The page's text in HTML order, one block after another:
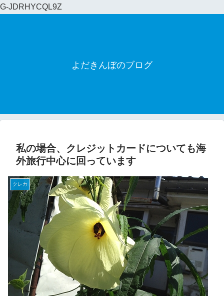
G-JDRHYCQL9Z
よだきんぼのブログ
私の場合、クレジットカードについても海
外旅行中心に回っています
クレカ